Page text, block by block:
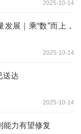
2025-10-14
展｜乘“数”而上，
2025-10-14
送达
2025-10-14
能力有望修复